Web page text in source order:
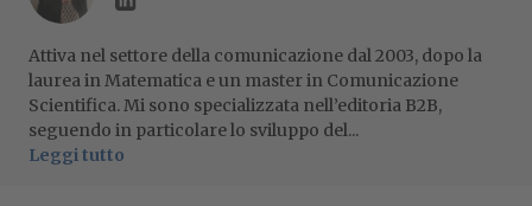
Attiva nel settore della comunicazione dal 2003, dopo la
laurea in Matematica e un master in Comunicazione
Scientifica. Mi sono specializzata nell’editoria B2B,
seguendo in particolare lo sviluppo del...
Leggi tutto